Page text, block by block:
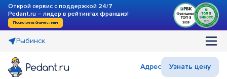
Открой сервис с поддержкой 24/7
Pedant.ru – лидер в рейтингах франшиз!
Посмотреть бизнес-план
Рыбинск
Адрес Узнать цену